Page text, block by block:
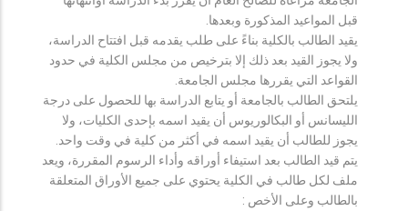
قبل المواعيد المذكورة وبعدها.
يقيد الطالب بالكلية بناءً على طلب يقدمه قبل افتتاح الدراسة،
ولا يجوز القيد بعد ذلك إلا بترخيص من مجلس الكلية في حدود
القواعد التي يقررها مجلس الجامعة.
يلتحق الطالب بالجامعة أو يتابع الدراسة بها للحصول على درجة
الليسانس أو البكالوريوس أن يقيد اسمه بإحدى الكليات، ولا
يجوز للطالب أن يقيد اسمه في أكثر من كلية في وقت واحد.
يتم قيد الطالب بعد استيفاء أوراقه وأداء الرسوم المقررة، ويعد
ملف لكل طالب في الكلية يحتوي على جميع الأوراق المتعلقة
بالطالب وعلى الأخص :